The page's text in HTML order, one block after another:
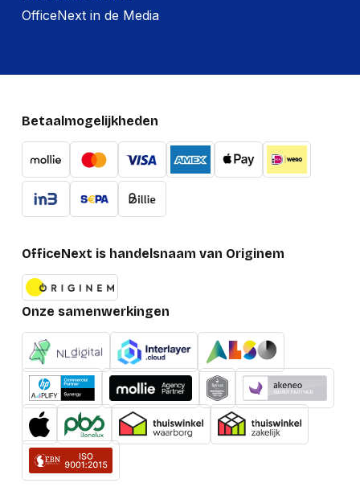
OfficeNext in de Media
Betaalmogelijkheden
OfficeNext is handelsnaam van Originem
Onze samenwerkingen